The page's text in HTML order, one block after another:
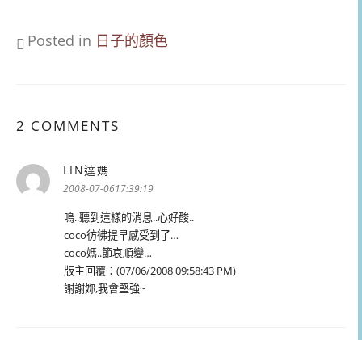
Posted in 日子的顏色
2 COMMENTS
LIN達媽
示:
2008-07-0617:39:19
嗚..聽到這樣的消息..心好酸..
coco彷彿提早感受到了…
coco媽..節哀順變…
版主回覆：(07/06/2008 09:58:43 PM)
謝謝妳,我會堅強~